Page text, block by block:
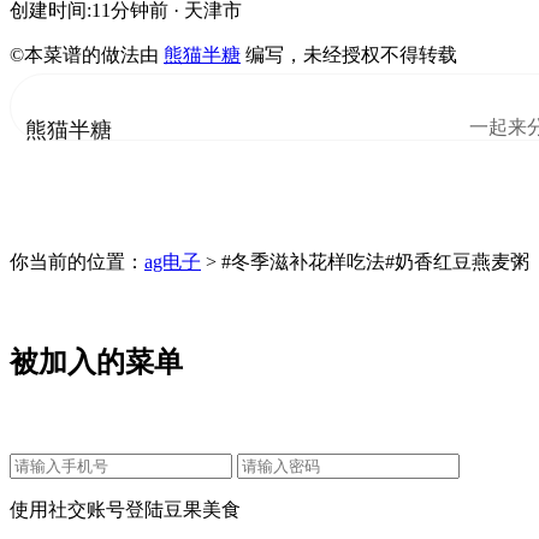
创建时间:11分钟前 · 天津市
©本菜谱的做法由 熊猫半糖 编写，未经授权不得转载
熊猫半糖 一起来
你当前的位置： ag电子 > #冬季滋补花样吃法#奶香红豆燕麦粥
被加入的菜单
使用社交账号登陆豆果美食